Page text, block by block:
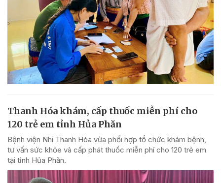
Thanh Hóa khám, cấp thuốc miễn phí cho
120 trẻ em tỉnh Hủa Phăn
Bệnh viện Nhi Thanh Hóa vừa phối hợp tổ chức khám bệnh,
tư vấn sức khỏe và cấp phát thuốc miễn phí cho 120 trẻ em
tại tỉnh Hủa Phăn.